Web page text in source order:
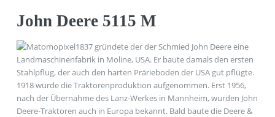
John Deere 5115 M
1837 gründete der der Schmied John Deere eine
Landmaschinenfabrik in Moline, USA. Er baute damals den ersten
Stahlpflug, der auch den harten Prärieboden der USA gut pflügte.
1918 wurde die Traktorenproduktion aufgenommen. Erst 1956,
nach der Übernahme des Lanz-Werkes in Mannheim, wurden John
Deere-Traktoren auch in Europa bekannt. Bald baute die Deere &